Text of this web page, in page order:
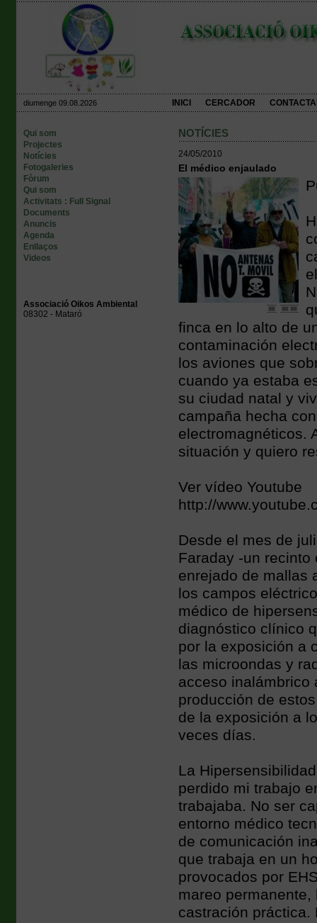
diumenge 09.08.2026 INICI CERCADOR
Qui som
Projectes
Notícies
Fotogaleries
Fòrum
Qui som
Activitats : Full Signal
Documents
Anuncis
Agenda
Enllaços
Videos
Associació Oikos Ambiental
08302 - Mataró
NOTÍCIES
24/05/2010
El médico enjaulado
finca en lo alto de
contaminación
los aviones que
cuando ya estaba
su ciudad natal y
campaña hecha
electromagnéticos.
situación y quiero
Ver vídeo Youtube
http://
Desde el mes de
Faraday -un
enrejado de mallas
los campos
médico de
diagnóstico clínico
por la exposición a
las microondas y
acceso inalámbrico
producción de
de la exposición a
veces días.
La
perdido mi trabajo
trabajaba. No ser
entorno médico
de comunicación
que trabaja en un
provocados por
mareo
castración práctica.